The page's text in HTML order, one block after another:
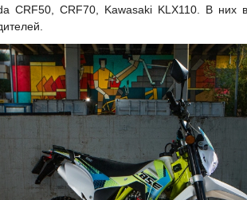
CRF50, CRF70, Kawasaki KLX110. В них